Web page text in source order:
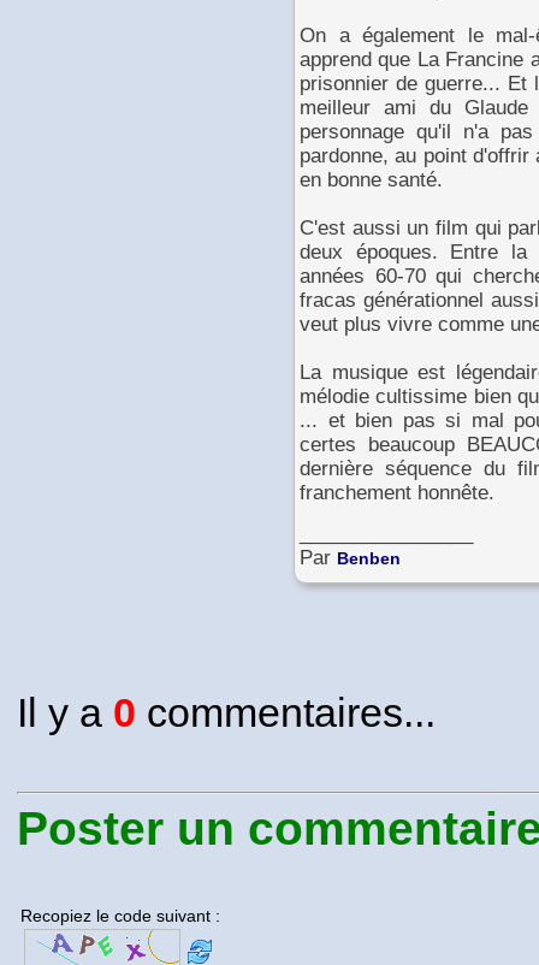
On a également le
apprend que La Francine
prisonnier de guerre... Et
meilleur ami du
personnage qu'il n'a
pardonne, au point
en bonne santé.
C'est aussi un film qui
deux époques. Entre la
années 60-70 qui
fracas générationnel
veut plus vivre comme
La musique est
mélodie cultissime bien
... et bien pas si mal
certes beaucoup
dernière séquence du
franchement honnête.
Par Benben
Il y a 0 commentaires...
Poster un
Recopiez le code suivant :